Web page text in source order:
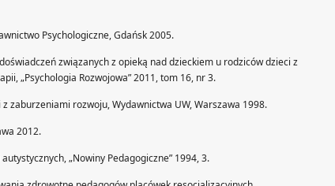
Psychologiczne, Gdańsk 2005.
związanych z opieką nad dzieckiem u rodziców dzieci z
„Psychologia Rozwojowa” 2011, tom 16, nr 3.
zaburzeniami rozwoju, Wydawnictwa UW, Warszawa 1998.
2012.
„Nowiny Pedagogiczne” 1994, 3.